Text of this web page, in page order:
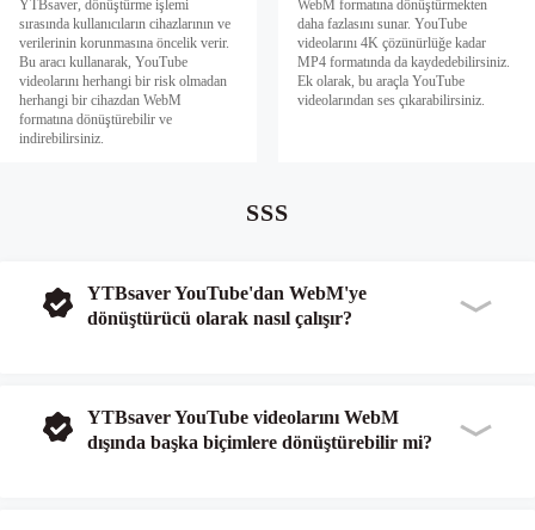
YTBsaver, dönüştürme işlemi
sırasında kullanıcıların cihazlarının ve
verilerinin korunmasına öncelik verir.
Bu aracı kullanarak, YouTube
videolarını herhangi bir risk olmadan
herhangi bir cihazdan WebM
formatına dönüştürebilir ve
indirebilirsiniz.
WebM formatına dönüştürmekten
daha fazlasını sunar. YouTube
videolarını 4K çözünürlüğe kadar
MP4 formatında da kaydedebilirsiniz.
Ek olarak, bu araçla YouTube
videolarından ses çıkarabilirsiniz.
SSS
YTBsaver YouTube'dan WebM'ye
dönüştürücü olarak nasıl çalışır?
YTBsaver YouTube videolarını WebM
dışında başka biçimlere dönüştürebilir mi?